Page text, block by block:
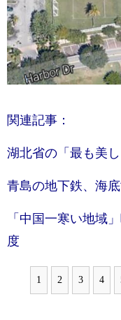
関連記事：
湖北省の「最も美
青島の地下鉄、海
「中国一寒い地域
度
1 2 3 4